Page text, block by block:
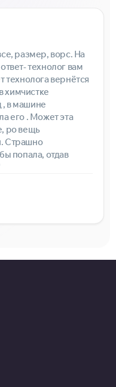
размер, ворс. На
технолог вам
технолога вернётся
химчистке
, в машине
его . Может эта
ро вещь
Страшно
попала, отдав